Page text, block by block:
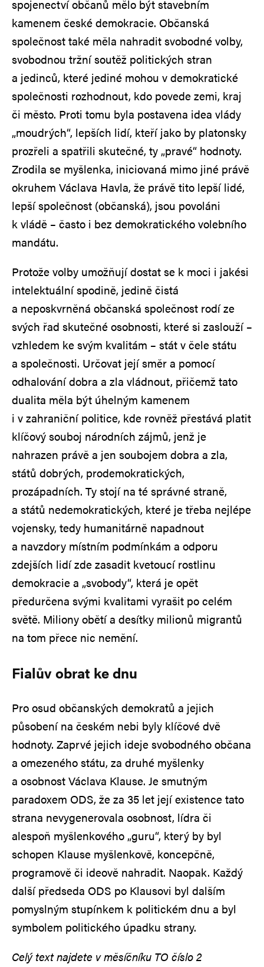
spojenectví občanů mělo být stavebním
kamenem české demokracie. Občanská
společnost také měla nahradit svobodné volby,
svobodnou tržní soutěž politických stran
a jedinců, které jediné mohou v demokratické
společnosti rozhodnout, kdo povede zemi, kraj
či město. Proti tomu byla postavena idea vlády
„moudrých“, lepších lidí, kteří jako by platonsky
prozřeli a spatřili skutečné, ty „pravé“ hodnoty.
Zrodila se myšlenka, iniciovaná mimo jiné právě
okruhem Václava Havla, že právě tito lepší lidé,
lepší společnost (občanská), jsou povoláni
k vládě – často i bez demokratického volebního
mandátu.
Protože volby umožňují dostat se k moci i jakési
intelektuální spodině, jedině čistá
a neposkvrněná občanská společnost rodí ze
svých řad skutečné osobnosti, které si zaslouží –
vzhledem ke svým kvalitám – stát v čele státu
a společnosti. Určovat její směr a pomocí
odhalování dobra a zla vládnout, přičemž tato
dualita měla být úhelným kamenem
i v zahraniční politice, kde rovněž přestává platit
klíčový souboj národních zájmů, jenž je
nahrazen právě a jen soubojem dobra a zla,
států dobrých, prodemokratických,
prozápadních. Ty stojí na té správné straně,
a států nedemokratických, které je třeba nejlépe
vojensky, tedy humanitárně napadnout
a navzdory místním podmínkám a odporu
zdejších lidí zde zasadit kvetoucí rostlinu
demokracie a „svobody“, která je opět
předurčena svými kvalitami vyrašit po celém
světě. Miliony obětí a desítky milionů migrantů
na tom přece nic nemění.
Fialův obrat ke dnu
Pro osud občanských demokratů a jejich
působení na českém nebi byly klíčové dvě
hodnoty. Zaprvé jejich ideje svobodného občana
a omezeného státu, za druhé myšlenky
a osobnost Václava Klause. Je smutným
paradoxem ODS, že za 35 let její existence tato
strana nevygenerovala osobnost, lídra či
alespoň myšlenkového „guru“, který by byl
schopen Klause myšlenkově, koncepčně,
programově či ideově nahradit. Naopak. Každý
další předseda ODS po Klausovi byl dalším
pomyslným stupínkem k politickém dnu a byl
symbolem politického úpadku strany.
Celý text najdete v měsíčníku TO číslo 2